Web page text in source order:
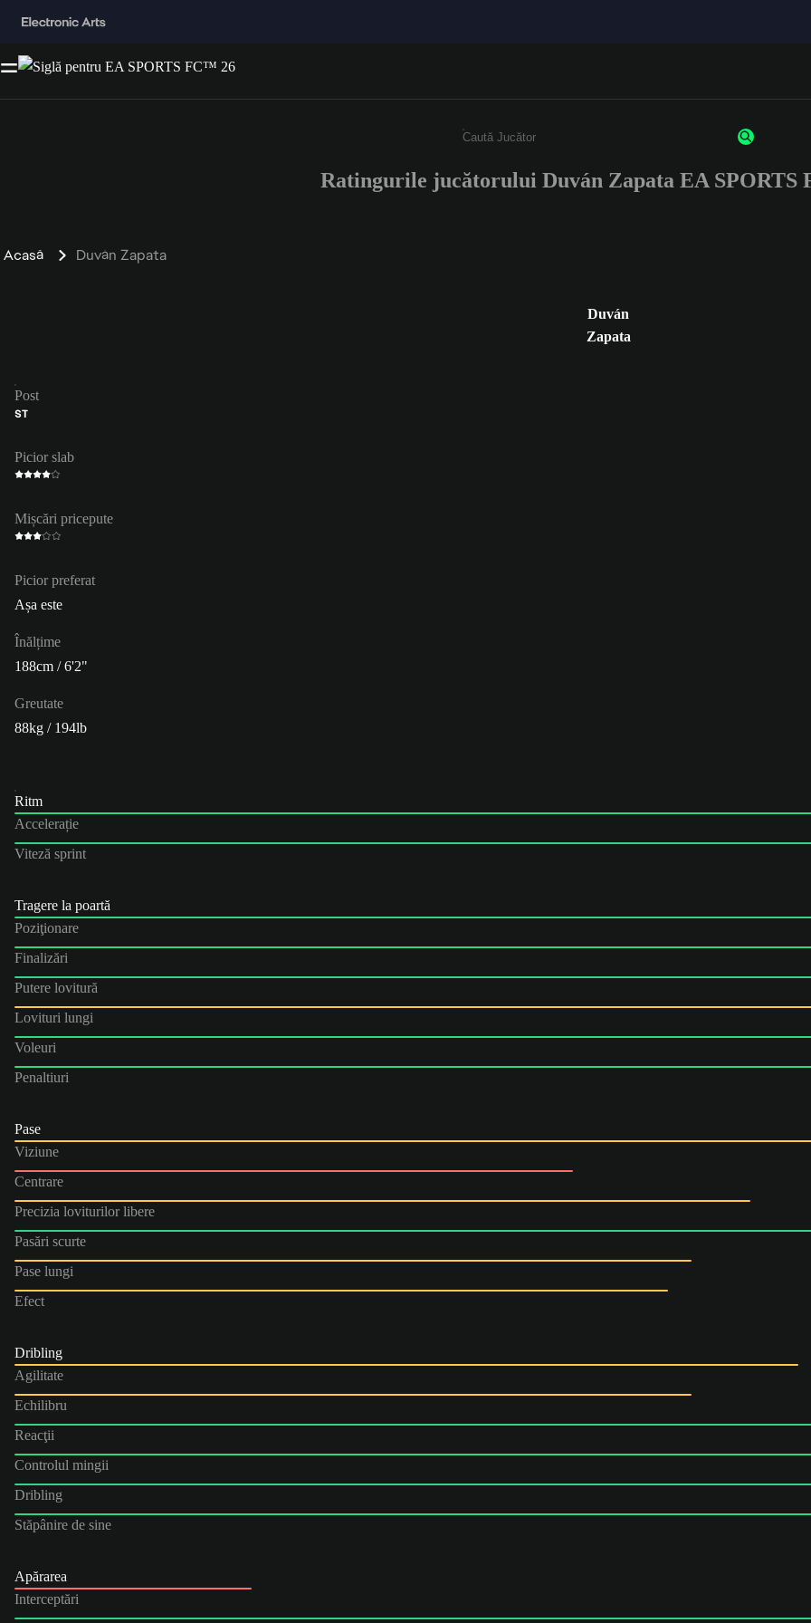
Enter a minimum of 3 characters or numbers
Ratingurile jucătorului Duván Zapata EA SPORTS
Acasă Duván Zapata
Duván
Zapata
Post
ST
Picior slab
Mișcări pricepute
Picior preferat
Așa este
Înălțime
188cm / 6'2"
Greutate
88kg / 194lb
Ritm
Accelerație
Viteză sprint
Tragere la poartă
Poziţionare
Finalizări
Putere lovitură
Lovituri lungi
Voleuri
Penaltiuri
Pase
Viziune
Centrare
Precizia loviturilor libere
Pasări scurte
Pase lungi
Efect
Dribling
Agilitate
Echilibru
Reacţii
Controlul mingii
Dribling
Stăpânire de sine
Apărarea
Interceptări